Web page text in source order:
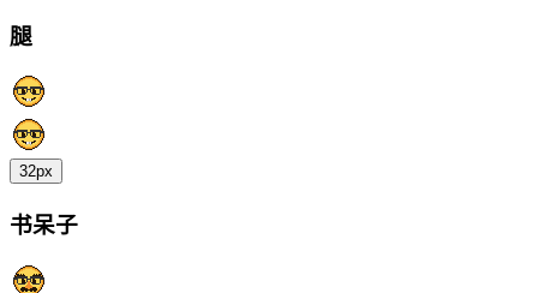
腿
32px
书呆子